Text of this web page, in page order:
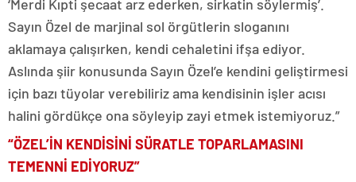
‘Merdi Kıpti şecaat arz ederken, sirkatin söylermiş’.
Sayın Özel de marjinal sol örgütlerin sloganını
aklamaya çalışırken, kendi cehaletini ifşa ediyor.
Aslında şiir konusunda Sayın Özel’e kendini geliştirmesi
için bazı tüyolar verebiliriz ama kendisinin işler acısı
halini gördükçe ona söyleyip zayi etmek istemiyoruz.”
“ÖZEL’İN KENDİSİNİ SÜRATLE TOPARLAMASINI
TEMENNİ EDİYORUZ”